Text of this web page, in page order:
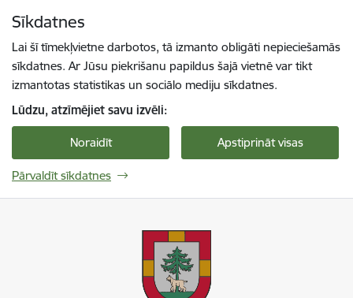
Sīkdatnes
Lai šī tīmekļvietne darbotos, tā izmanto obligāti nepieciešamās
sīkdatnes. Ar Jūsu piekrišanu papildus šajā vietnē var tikt
izmantotas statistikas un sociālo mediju sīkdatnes.
Lūdzu, atzīmējiet savu izvēli:
Noraidīt Apstiprināt visas
Pārvaldīt sīkdatnes